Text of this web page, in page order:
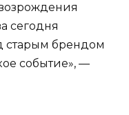
сегодня
старым брендом
событие», —